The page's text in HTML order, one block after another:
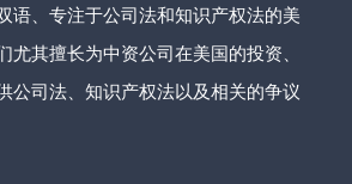
语、专注于公司法和知识产权法的美
尤其擅长为中资公司在美国的投资、
公司法、知识产权法以及相关的争议